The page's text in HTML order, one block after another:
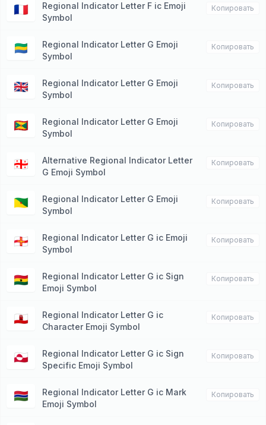
🇫🇷
Regional Indicator Letter F ic Emoji
Symbol
Копировать
🇬🇦
Regional Indicator Letter G Emoji
Symbol
Копировать
🇬🇧
Regional Indicator Letter G Emoji
Symbol
Копировать
🇬🇩
Regional Indicator Letter G Emoji
Symbol
Копировать
🇬🇪
Alternative Regional Indicator Letter
G Emoji Symbol
Копировать
🇬🇫
Regional Indicator Letter G Emoji
Symbol
Копировать
🇬🇬
Regional Indicator Letter G ic Emoji
Symbol
Копировать
🇬🇭
Regional Indicator Letter G ic Sign
Emoji Symbol
Копировать
🇬🇮
Regional Indicator Letter G ic
Character Emoji Symbol
Копировать
🇬🇱
Regional Indicator Letter G ic Sign
Specific Emoji Symbol
Копировать
🇬🇲
Regional Indicator Letter G ic Mark
Emoji Symbol
Копировать